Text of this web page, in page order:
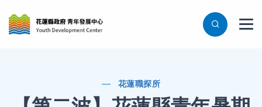
花蓮職探所